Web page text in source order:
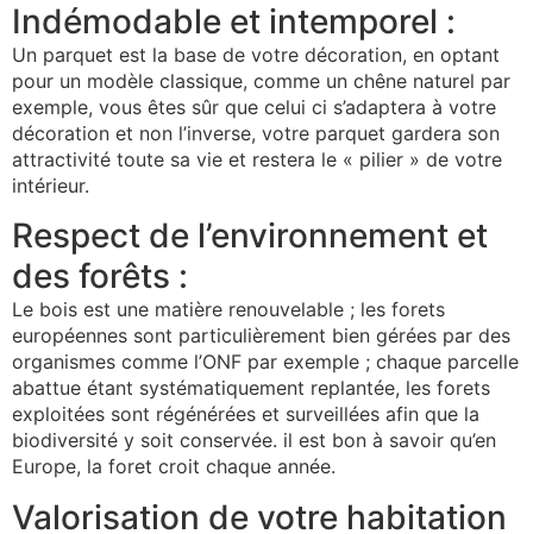
Indémodable et intemporel :
Un parquet est la base de votre décoration, en optant
pour un modèle classique, comme un chêne naturel par
exemple, vous êtes sûr que celui ci s’adaptera à votre
décoration et non l’inverse, votre parquet gardera son
attractivité toute sa vie et restera le « pilier » de votre
intérieur.
Respect de l’environnement et
des forêts :
Le bois est une matière renouvelable ; les forets
européennes sont particulièrement bien gérées par des
organismes comme l’ONF par exemple ; chaque parcelle
abattue étant systématiquement replantée, les forets
exploitées sont régénérées et surveillées afin que la
biodiversité y soit conservée. il est bon à savoir qu’en
Europe, la foret croit chaque année.
Valorisation de votre habitation